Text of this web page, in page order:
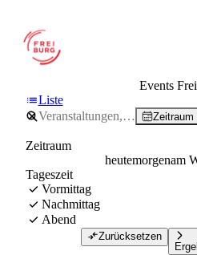
Events
Liste
Zeitraum
Zeitraum
heutemorgenam
Tageszeit
Vormittag
Nachmittag
Abend
Zurücksetzen